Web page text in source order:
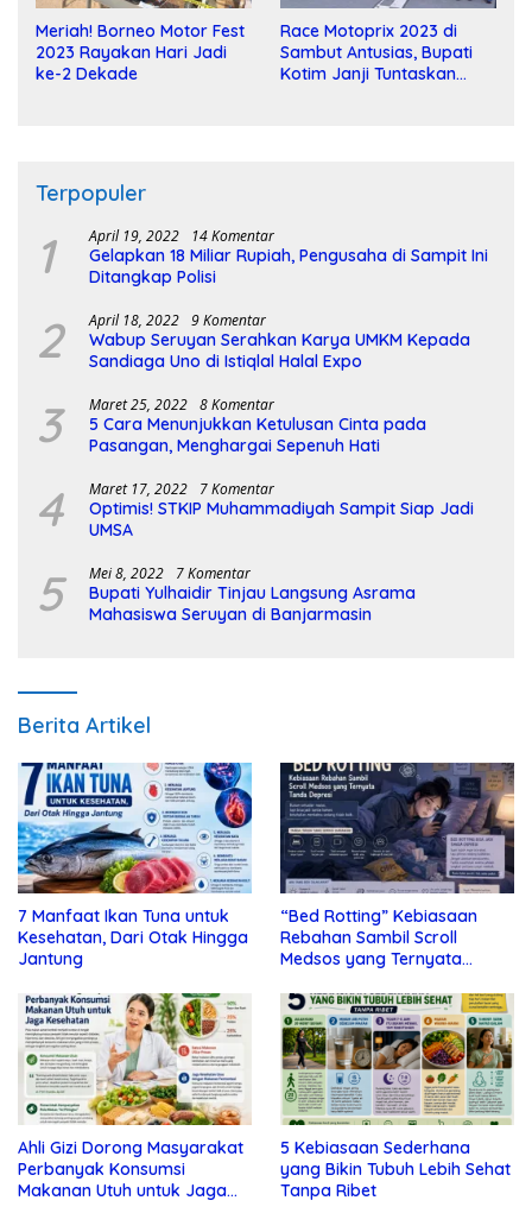
Meriah! Borneo Motor Fest
2023 Rayakan Hari Jadi
ke-2 Dekade
Race Motoprix 2023 di
Sambut Antusias, Bupati
Kotim Janji Tuntaskan
Terpopuler
1 April 19, 2022 14 Komentar
Gelapkan 18 Miliar Rupiah, Pengusaha di Sampit Ini
Ditangkap Polisi
2 April 18, 2022 9 Komentar
Wabup Seruyan Serahkan Karya UMKM Kepada
Sandiaga Uno di Istiqlal Halal Expo
3 Maret 25, 2022 8 Komentar
5 Cara Menunjukkan Ketulusan Cinta pada
Pasangan, Menghargai Sepenuh Hati
4 Maret 17, 2022 7 Komentar
Optimis! STKIP Muhammadiyah Sampit Siap Jadi
UMSA
5 Mei 8, 2022 7 Komentar
Bupati Yulhaidir Tinjau Langsung Asrama
Mahasiswa Seruyan di Banjarmasin
Berita Artikel
7 Manfaat Ikan Tuna untuk
Kesehatan, Dari Otak Hingga
Jantung
“Bed Rotting” Kebiasaan
Rebahan Sambil Scroll
Medsos yang Ternyata
Ahli Gizi Dorong Masyarakat
Perbanyak Konsumsi
Makanan Utuh untuk Jaga
5 Kebiasaan Sederhana
yang Bikin Tubuh Lebih Sehat
Tanpa Ribet